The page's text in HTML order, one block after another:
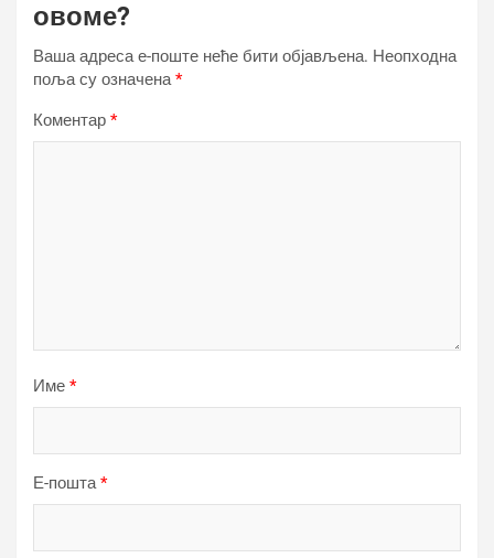
овоме?
Ваша адреса е-поште неће бити објављена. Неопходна
поља су означена*
Коментар *
Име *
Е-пошта*